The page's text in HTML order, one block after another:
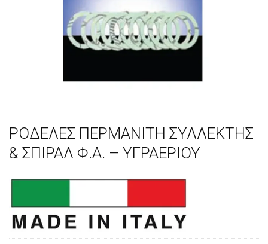
ΡΟΔΕΛΕΣ ΠΕΡΜΑΝΙΤΗ ΣΥΛΛΕΚΤΗΣ
& ΣΠΙΡΑΛ Φ.Α. – ΥΓΡΑΕΡΙΟΥ